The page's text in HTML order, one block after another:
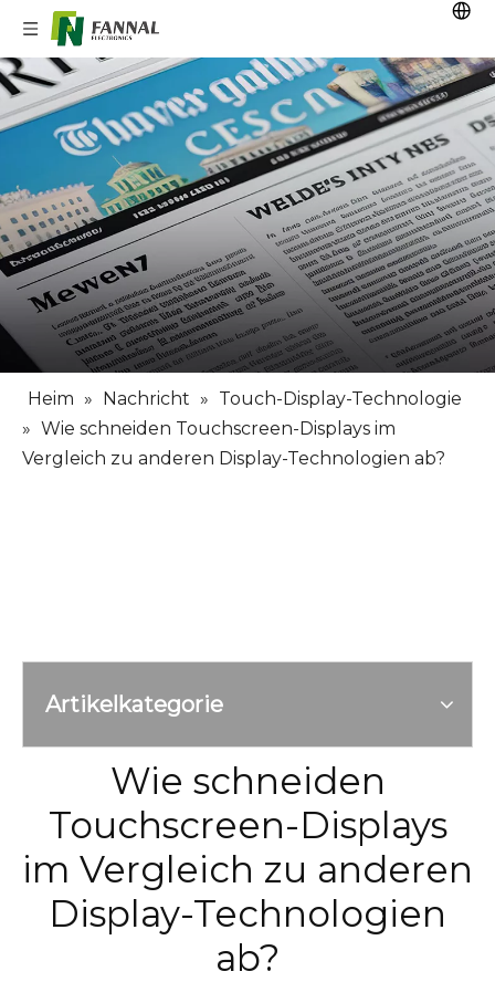
Heim » Nachricht » Touch-Display-Technologie
» Wie schneiden Touchscreen-Displays im
Vergleich zu anderen Display-Technologien ab?
Artikelkategorie
Wie schneiden
Touchscreen-Displays
im Vergleich zu anderen
Display-Technologien
ab?